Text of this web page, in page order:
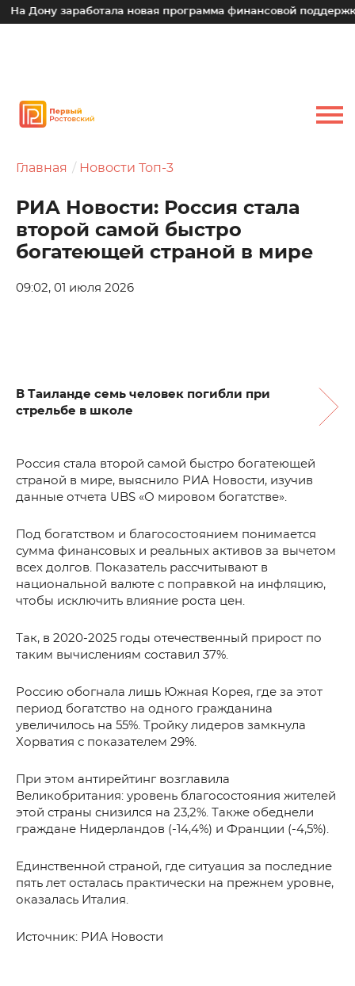
Дону заработала новая программа финансовой поддержки
Главная Новости Топ-3
РИА Новости: Россия стала
второй самой быстро
богатеющей страной в мире
09:02, 01 июля 2026
В Таиланде семь человек погибли при
стрельбе в школе
Россия стала второй самой быстро богатеющей
страной в мире, выяснило РИА Новости, изучив
данные отчета UBS «О мировом богатстве».
Под богатством и благосостоянием понимается
сумма финансовых и реальных активов за вычетом
всех долгов. Показатель рассчитывают в
национальной валюте с поправкой на инфляцию,
чтобы исключить влияние роста цен.
Так, в 2020-2025 годы отечественный прирост по
таким вычислениям составил 37%.
Россию обогнала лишь Южная Корея, где за этот
период богатство на одного гражданина
увеличилось на 55%. Тройку лидеров замкнула
Хорватия с показателем 29%.
При этом антирейтинг возглавила
Великобритания: уровень благосостояния жителей
этой страны снизился на 23,2%. Также обеднели
граждане Нидерландов (-14,4%) и Франции (-4,5%).
Единственной страной, где ситуация за последние
пять лет осталась практически на прежнем уровне,
оказалась Италия.
Источник: РИА Новости